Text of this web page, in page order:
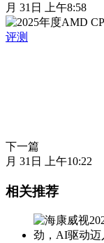
月 31日 上午8:58
评测
下一篇
月 31日 上午10:22
相关推荐